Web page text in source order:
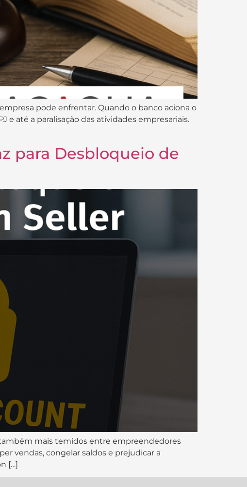
pode enfrentar. Quando o banco aciona o
e até a paralisação das atividades empresariais.
para Desbloqueio de
mais temidos entre empreendedores
vendas, congelar saldos e prejudicar a
[…]